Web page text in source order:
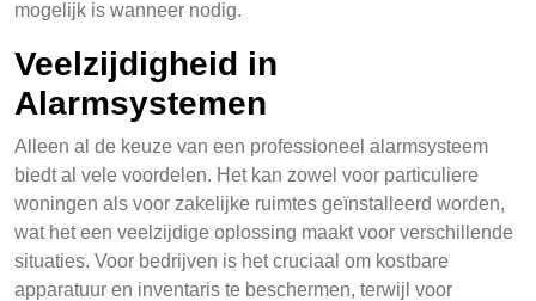
mogelijk is wanneer nodig.
Veelzijdigheid in
Alarmsystemen
Alleen al de keuze van een professioneel alarmsysteem
biedt al vele voordelen. Het kan zowel voor particuliere
woningen als voor zakelijke ruimtes geïnstalleerd worden,
wat het een veelzijdige oplossing maakt voor verschillende
situaties. Voor bedrijven is het cruciaal om kostbare
apparatuur en inventaris te beschermen, terwijl voor